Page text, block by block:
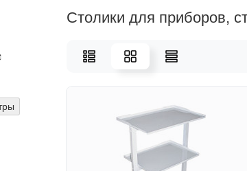
Столики для приборов,